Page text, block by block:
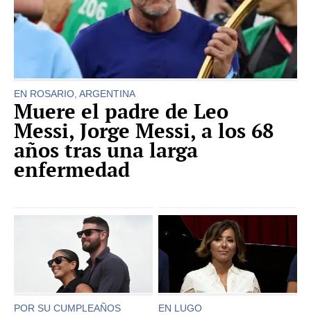
EN ROSARIO, ARGENTINA
Muere el padre de Leo
Messi, Jorge Messi, a los 68
años tras una larga
enfermedad
POR SU CUMPLEAÑOS EN LUGO